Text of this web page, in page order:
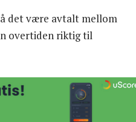
det være avtalt mellom
overtiden riktig til